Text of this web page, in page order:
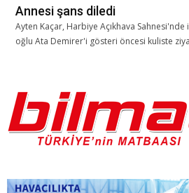
Annesi şans diledi
Ayten Kaçar, Harbiye Açıkhava
oğlu Ata Demirer'i gösteri öncesi kuliste